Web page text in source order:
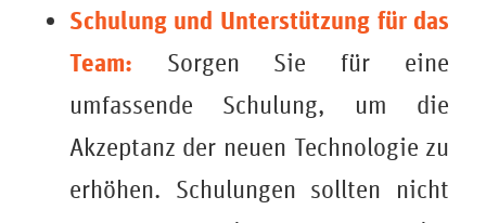
Schulung und Unterstützung für das
Team: Sorgen Sie für eine
umfassende Schulung, um die
Akzeptanz der neuen Technologie zu
erhöhen. Schulungen sollten nicht